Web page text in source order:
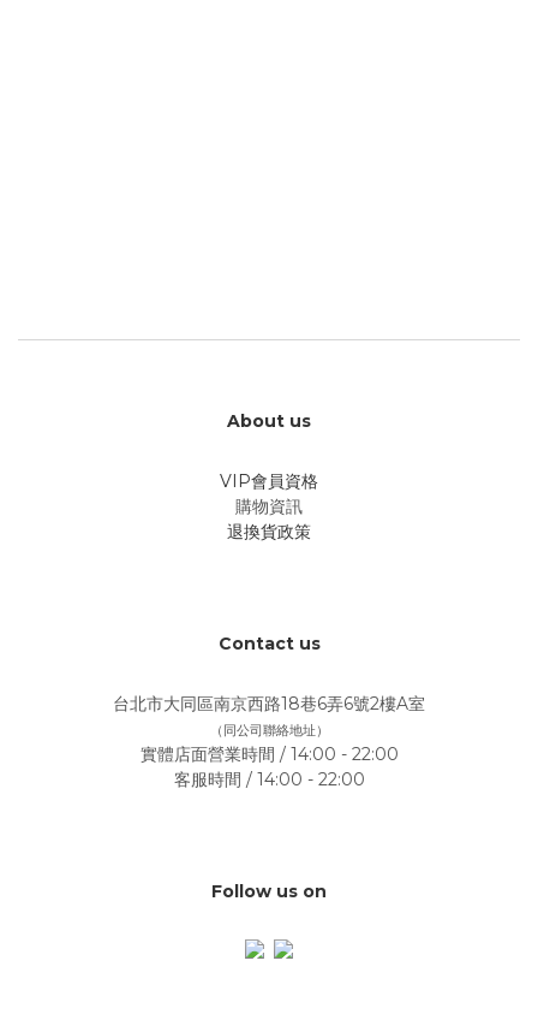
About us
VIP會員資格
購物資訊
退換貨政策
Contact us
台北市大同區南京西路18巷6弄6號2樓A室
（同公司聯絡地址）
實體店面營業時間 / 14:00 - 22:00
客服時間 / 14:00 - 22:00
Follow us on